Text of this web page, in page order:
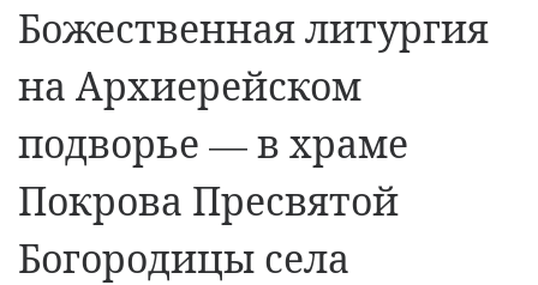
Божественная литургия
на Архиерейском
подворье — в храме
Покрова Пресвятой
Богородицы села